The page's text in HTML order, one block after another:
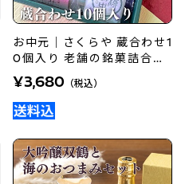
お中元｜さくらや 蔵合わせ1
0個入り 老舗の銘菓詰合せ-
送料込のし付
¥3,680 （税込）